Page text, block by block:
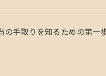
手取りを知るための第一